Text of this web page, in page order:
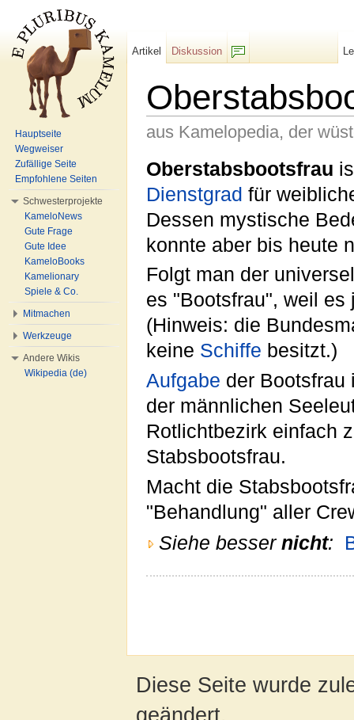
aus Kamelopedia, der
Oberstabsbootsfrau
Dienstgrad für
Dessen mystische
konnte aber bis heute
Folgt man der
es "Bootsfrau", weil
(Hinweis: die
keine Schiffe besitzt.)
Aufgabe der Bootsfrau
der männlichen
Rotlichtbezirk einfach
Stabsbootsfrau.
Macht die
"Behandlung" aller
Siehe besser nicht:
Artikel
Diskussion
Hauptseite
Wegweiser
Zufällige Seite
Empfohlene Seiten
Schwesterprojekte
KameloNews
Gute Frage
Gute Idee
KameloBooks
Kamelionary
Spiele & Co.
Mitmachen
Werkzeuge
Andere Wikis
Wikipedia (de)
Diese Seite wurde
geändert.